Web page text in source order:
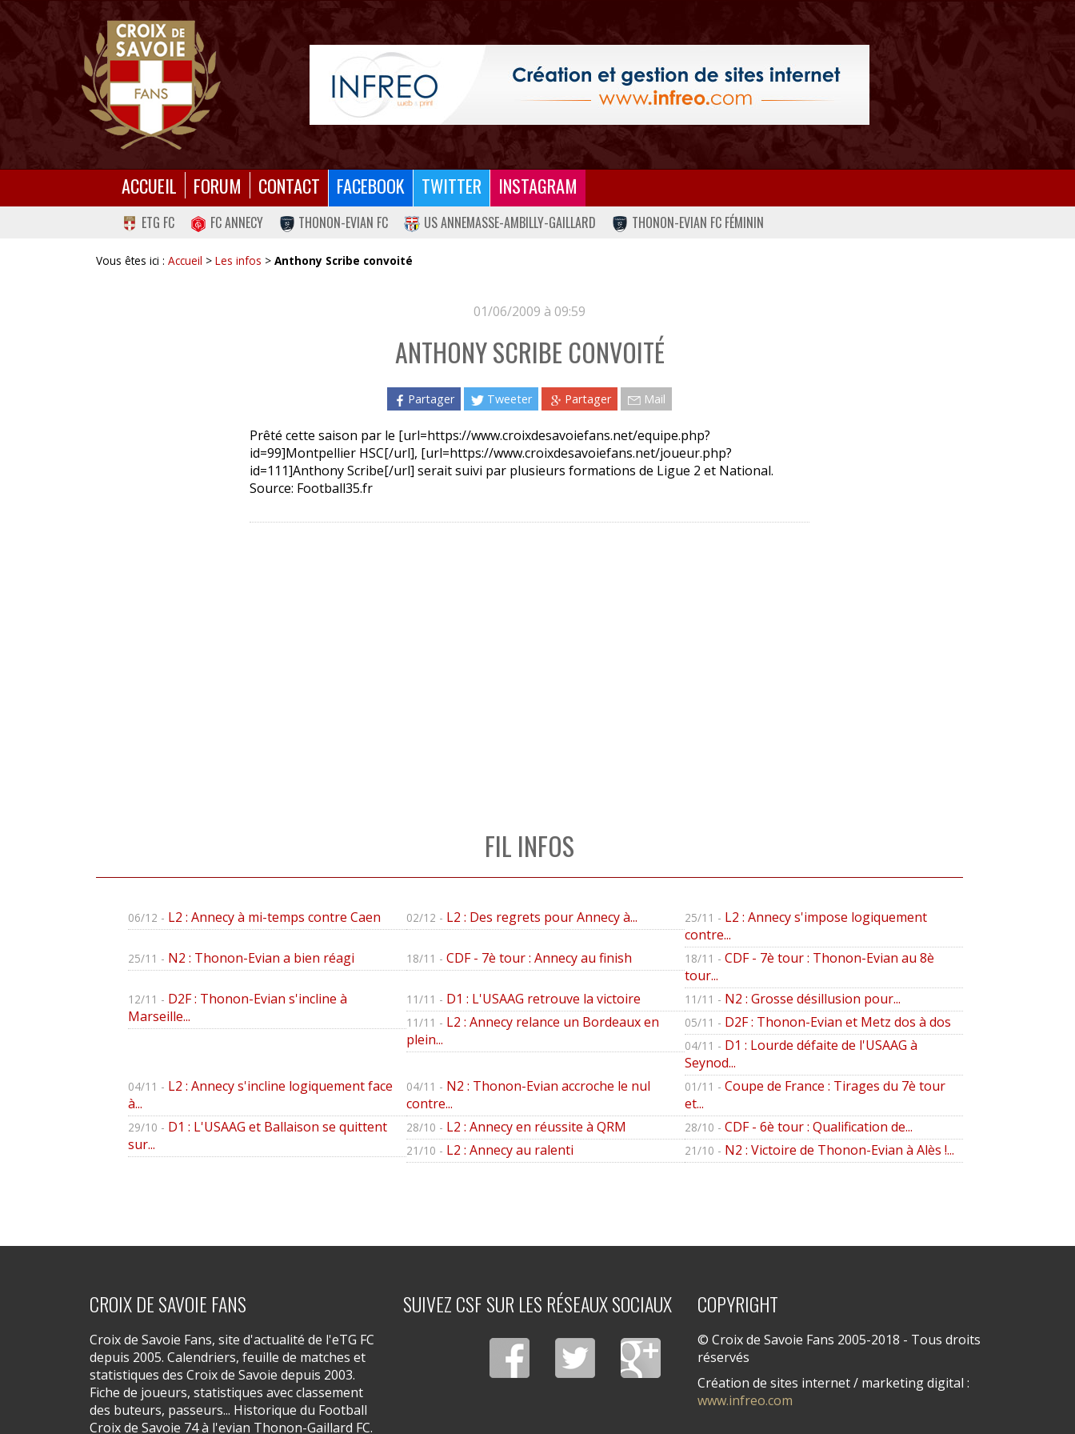
ACCUEIL FORUM CONTACT FACEBOOK TWITTER INSTAGRAM
ETG FC FC ANNECY THONON-EVIAN FC US ANNEMASSE-AMBILLY-GAILLARD THONON-EVIAN FC FÉMININ
Vous êtes ici : Accueil > Les infos > Anthony Scribe convoité
01/06/2009 à 09:59
ANTHONY SCRIBE CONVOITÉ
Partager Tweeter Partager Mail
Prêté cette saison par le [url=https://www.croixdesavoiefans.net/equipe.php?
id=99]Montpellier HSC[/url], [url=https://www.croixdesavoiefans.net/joueur.php?
id=111]Anthony Scribe[/url] serait suivi par plusieurs formations de Ligue 2 et National.
Source: Football35.fr
FIL INFOS
06/12 - L2 : Annecy à mi-temps contre Caen 02/12 - L2 : Des regrets pour Annecy à... 25/11 - L2 : Annecy s'impose logiquement
contre...
25/11 - N2 : Thonon-Evian a bien réagi 18/11 - CDF - 7è tour : Annecy au finish 18/11 - CDF - 7è tour : Thonon-Evian au 8è
tour...
12/11 - D2F : Thonon-Evian s'incline à
Marseille...
11/11 - D1 : L'USAAG retrouve la victoire 11/11 - N2 : Grosse désillusion pour...
11/11 - L2 : Annecy relance un Bordeaux en
plein...
05/11 - D2F : Thonon-Evian et Metz dos à dos
04/11 - D1 : Lourde défaite de l'USAAG à
Seynod...
04/11 - L2 : Annecy s'incline logiquement face
à...
04/11 - N2 : Thonon-Evian accroche le nul
contre...
01/11 - Coupe de France : Tirages du 7è tour
et...
29/10 - D1 : L'USAAG et Ballaison se quittent
sur...
28/10 - L2 : Annecy en réussite à QRM 28/10 - CDF - 6è tour : Qualification de...
21/10 - L2 : Annecy au ralenti 21/10 - N2 : Victoire de Thonon-Evian à Alès !...
CROIX DE SAVOIE FANS
Croix de Savoie Fans, site d'actualité de l'eTG FC
depuis 2005. Calendriers, feuille de matches et
statistiques des Croix de Savoie depuis 2003.
Fiche de joueurs, statistiques avec classement
des buteurs, passeurs... Historique du Football
Croix de Savoie 74 à l'evian Thonon-Gaillard FC.
SUIVEZ CSF SUR LES RÉSEAUX SOCIAUX COPYRIGHT
© Croix de Savoie Fans 2005-2018 - Tous droits
réservés
Création de sites internet / marketing digital :
www.infreo.com